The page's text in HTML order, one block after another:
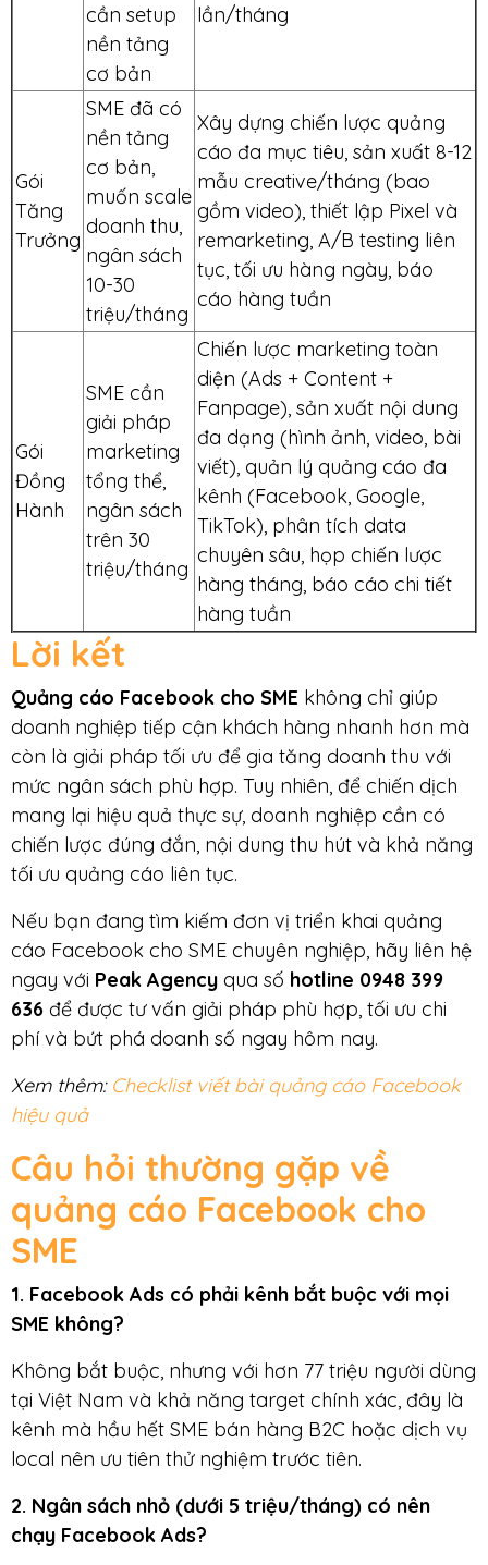
cần setup
nền tảng
cơ bản
lần/tháng
Gói
Tăng
Trưởng
SME đã có
nền tảng
cơ bản,
muốn scale
doanh thu,
ngân sách
10-30
triệu/tháng
Xây dựng chiến lược quảng
cáo đa mục tiêu, sản xuất 8-12
mẫu creative/tháng (bao
gồm video), thiết lập Pixel và
remarketing, A/B testing liên
tục, tối ưu hàng ngày, báo
cáo hàng tuần
Gói
Đồng
Hành
SME cần
giải pháp
marketing
tổng thể,
ngân sách
trên 30
triệu/tháng
Chiến lược marketing toàn
diện (Ads + Content +
Fanpage), sản xuất nội dung
đa dạng (hình ảnh, video, bài
viết), quản lý quảng cáo đa
kênh (Facebook, Google,
TikTok), phân tích data
chuyên sâu, họp chiến lược
hàng tháng, báo cáo chi tiết
hàng tuần
Lời kết
Quảng cáo Facebook cho SME không chỉ giúp
doanh nghiệp tiếp cận khách hàng nhanh hơn mà
còn là giải pháp tối ưu để gia tăng doanh thu với
mức ngân sách phù hợp. Tuy nhiên, để chiến dịch
mang lại hiệu quả thực sự, doanh nghiệp cần có
chiến lược đúng đắn, nội dung thu hút và khả năng
tối ưu quảng cáo liên tục.
Nếu bạn đang tìm kiếm đơn vị triển khai quảng
cáo Facebook cho SME chuyên nghiệp, hãy liên hệ
ngay với Peak Agency qua số hotline 0948 399
636 để được tư vấn giải pháp phù hợp, tối ưu chi
phí và bứt phá doanh số ngay hôm nay.
Xem thêm: Checklist viết bài quảng cáo Facebook
hiệu quả
Câu hỏi thường gặp về
quảng cáo Facebook cho
SME
1. Facebook Ads có phải kênh bắt buộc với mọi
SME không?
Không bắt buộc, nhưng với hơn 77 triệu người dùng
tại Việt Nam và khả năng target chính xác, đây là
kênh mà hầu hết SME bán hàng B2C hoặc dịch vụ
local nên ưu tiên thử nghiệm trước tiên.
2. Ngân sách nhỏ (dưới 5 triệu/tháng) có nên
chạy Facebook Ads?